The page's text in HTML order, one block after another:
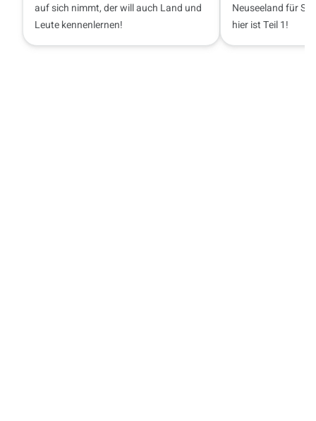
auf sich nimmt, der will auch Land und
Leute kennenlernen!
Neuseeland für
hier ist Teil 1!